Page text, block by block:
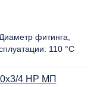
Диаметр фитинга,
110 °C
4 НР МП